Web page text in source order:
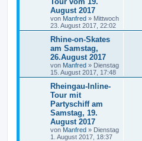
August 2017
von Manfred » Mittwoch
23. August 2017, 22:02
Rhine-on-Skates
am Samstag,
26.August 2017
von Manfred » Dienstag
15. August 2017, 17:48
Rheingau-Inline-
Tour mit
Partyschiff am
Samstag, 19.
August 2017
von Manfred » Dienstag
1. August 2017, 18:37